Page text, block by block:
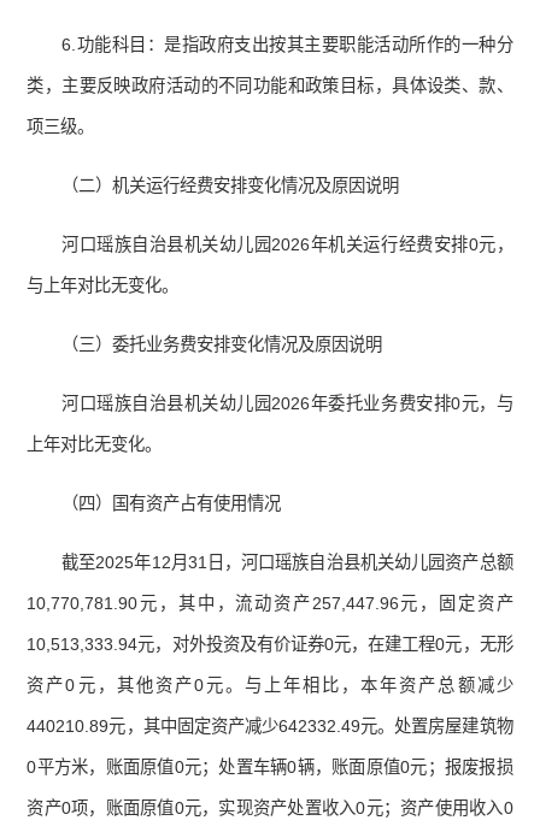
6.功能科目：是指政府支出按其主要职能活动所作的一种分
类，主要反映政府活动的不同功能和政策目标，具体设类、款、
项三级。
（二）机关运行经费安排变化情况及原因说明
河口瑶族自治县机关幼儿园2026年机关运行经费安排0元，
与上年对比无变化。
（三）委托业务费安排变化情况及原因说明
河口瑶族自治县机关幼儿园2026年委托业务费安排0元，与
上年对比无变化。
（四）国有资产占有使用情况
截至2025年12月31日，河口瑶族自治县机关幼儿园资产总额
10,770,781.90元，其中，流动资产257,447.96元，固定资产
10,513,333.94元，对外投资及有价证券0元，在建工程0元，无形
资产0元，其他资产0元。与上年相比，本年资产总额减少
440210.89元，其中固定资产减少642332.49元。处置房屋建筑物
0平方米，账面原值0元；处置车辆0辆，账面原值0元；报废报损
资产0项，账面原值0元，实现资产处置收入0元；资产使用收入0